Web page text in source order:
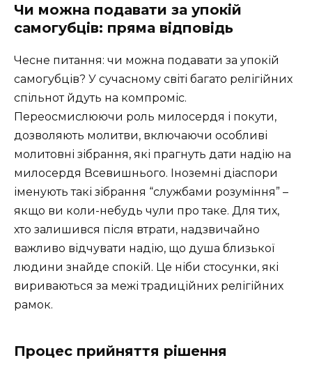
Чи можна подавати за упокій
самогубців: пряма відповідь
Чесне питання: чи можна подавати за упокій
самогубців? У сучасному світі багато релігійних
спільнот йдуть на компроміс.
Переосмислюючи роль милосердя і покути,
дозволяють молитви, включаючи особливі
молитовні зібрання, які прагнуть дати надію на
милосердя Всевишнього. Іноземні діаспори
іменують такі зібрання “службами розуміння” –
якщо ви коли-небудь чули про таке. Для тих,
хто залишився після втрати, надзвичайно
важливо відчувати надію, що душа близької
людини знайде спокій. Це ніби стосунки, які
вириваються за межі традиційних релігійних
рамок.
Процес прийняття рішення